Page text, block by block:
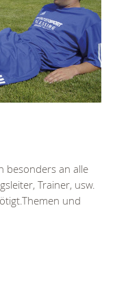
besonders an alle
Trainer, usw.
und